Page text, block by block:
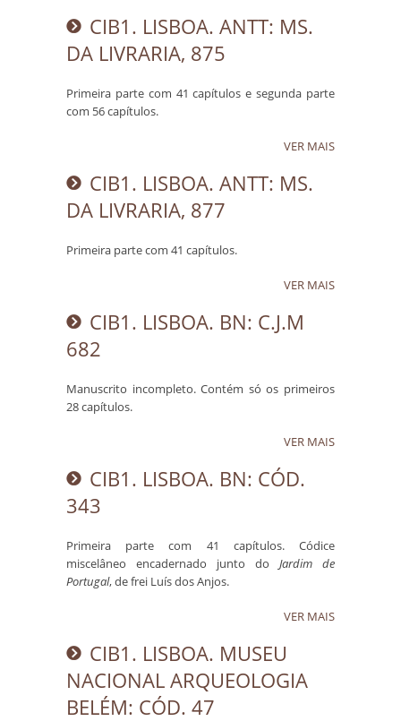
CIB1. LISBOA. ANTT: MS.
DA LIVRARIA, 875
Primeira parte com 41 capítulos e segunda parte
com 56 capítulos.
VER MAIS
CIB1. LISBOA. ANTT: MS.
DA LIVRARIA, 877
Primeira parte com 41 capítulos.
VER MAIS
CIB1. LISBOA. BN: C.J.M
682
Manuscrito incompleto. Contém só os primeiros
28 capítulos.
VER MAIS
CIB1. LISBOA. BN: CÓD.
343
Primeira parte com 41 capítulos. Códice
miscelâneo encadernado junto do Jardim de
Portugal, de frei Luís dos Anjos.
VER MAIS
CIB1. LISBOA. MUSEU
NACIONAL ARQUEOLOGIA
BELÉM: CÓD. 47